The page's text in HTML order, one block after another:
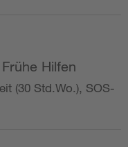
Hilfen
(30 Std.Wo.), SOS-